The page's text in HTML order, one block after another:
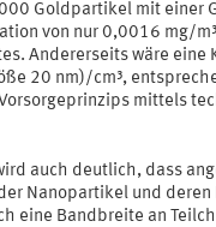
Goldpartikel mit einer
von nur 0,0016 mg/
Andererseits wäre eine
20 nm)/cm³,
mittels
auch deutlich, dass
Nanopartikel und
eine Bandbreite an